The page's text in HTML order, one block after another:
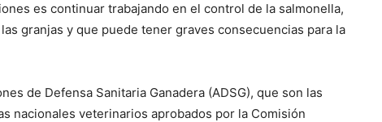
es continuar trabajando en el control de la salmonella,
granjas y que puede tener graves consecuencias para la
de Defensa Sanitaria Ganadera (ADSG), que son las
nacionales veterinarios aprobados por la Comisión